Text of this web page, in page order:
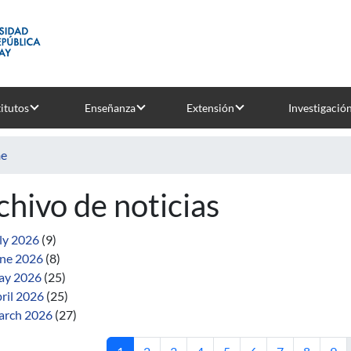
Enseñanza Extensión Investigación
de noticias
2026 (9)
2026 (8)
2026 (25)
2026 (25)
2026 (27)